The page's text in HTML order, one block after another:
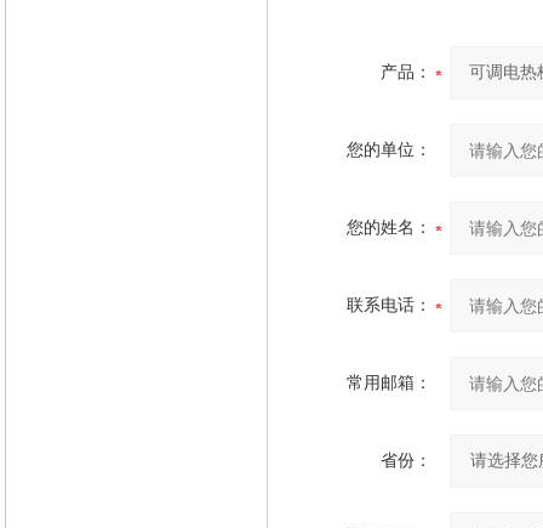
产品：
您的单位：
您的姓名：
联系电话：
常用邮箱：
省份：